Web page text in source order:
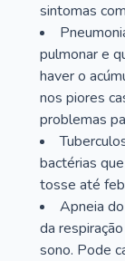
sintomas
pulmonar e
haver o
nos piores
problemas
bactérias
tosse até
Apneia
da
sono. Pode